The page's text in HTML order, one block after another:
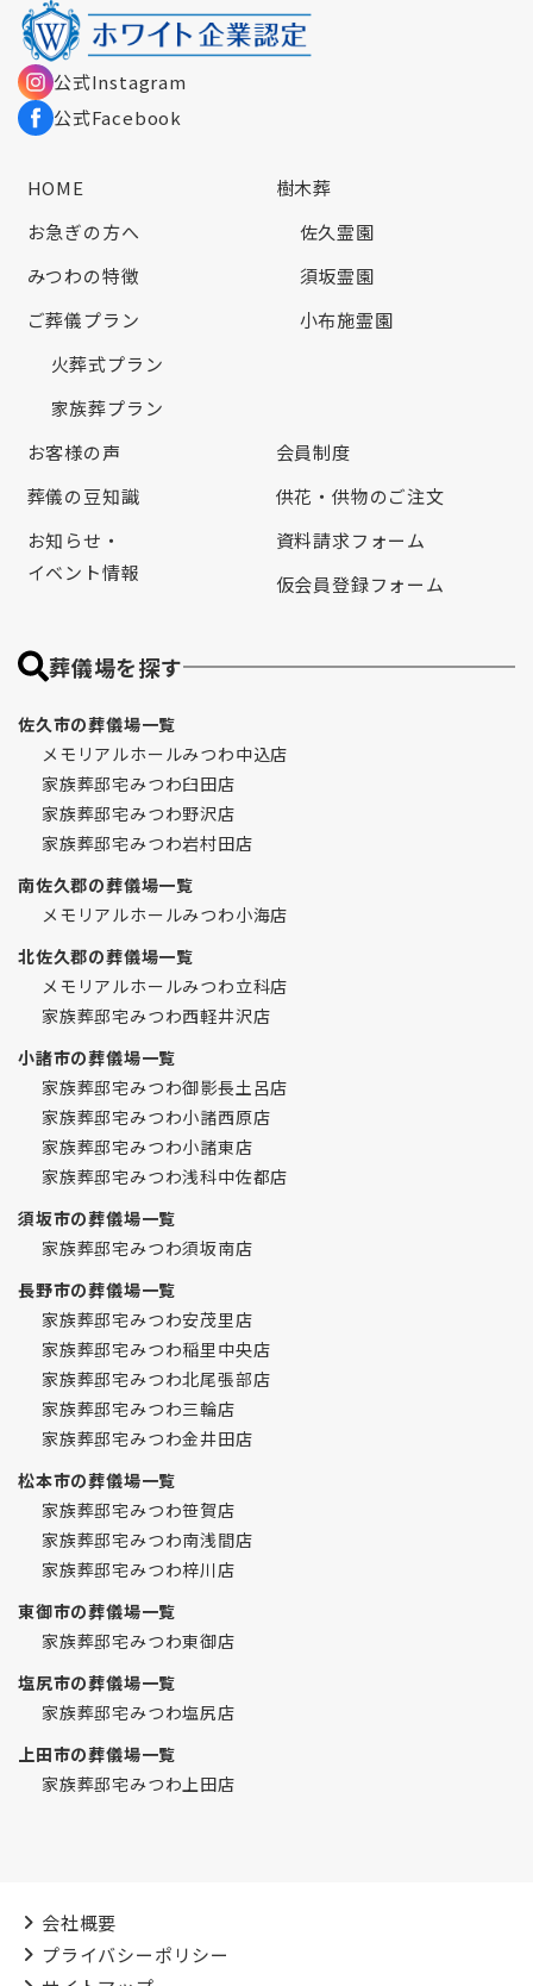
公式Instagram
公式Facebook
HOME
お急ぎの方へ
みつわの特徴
ご葬儀プラン
火葬式プラン
家族葬プラン
樹木葬
佐久霊園
須坂霊園
小布施霊園
お客様の声
葬儀の豆知識
お知らせ・
イベント情報
会員制度
供花・供物のご注文
資料請求フォーム
仮会員登録フォーム
葬儀場を探す
佐久市の葬儀場一覧
メモリアルホールみつわ中込店
家族葬邸宅みつわ臼田店
家族葬邸宅みつわ野沢店
家族葬邸宅みつわ岩村田店
南佐久郡の葬儀場一覧
メモリアルホールみつわ小海店
北佐久郡の葬儀場一覧
メモリアルホールみつわ立科店
家族葬邸宅みつわ西軽井沢店
小諸市の葬儀場一覧
家族葬邸宅みつわ御影長土呂店
家族葬邸宅みつわ小諸西原店
家族葬邸宅みつわ小諸東店
家族葬邸宅みつわ浅科中佐都店
須坂市の葬儀場一覧
家族葬邸宅みつわ須坂南店
長野市の葬儀場一覧
家族葬邸宅みつわ安茂里店
家族葬邸宅みつわ稲里中央店
家族葬邸宅みつわ北尾張部店
家族葬邸宅みつわ三輪店
家族葬邸宅みつわ金井田店
松本市の葬儀場一覧
家族葬邸宅みつわ笹賀店
家族葬邸宅みつわ南浅間店
家族葬邸宅みつわ梓川店
東御市の葬儀場一覧
家族葬邸宅みつわ東御店
塩尻市の葬儀場一覧
家族葬邸宅みつわ塩尻店
上田市の葬儀場一覧
家族葬邸宅みつわ上田店
会社概要
プライバシーポリシー